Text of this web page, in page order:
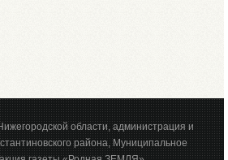
области, администрация и
района, Муниципальное